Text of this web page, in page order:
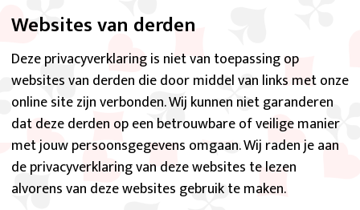
Websites van derden
Deze privacyverklaring is niet van toepassing op
websites van derden die door middel van links met onze
online site zijn verbonden. Wij kunnen niet garanderen
dat deze derden op een betrouwbare of veilige manier
met jouw persoonsgegevens omgaan. Wij raden je aan
de privacyverklaring van deze websites te lezen
alvorens van deze websites gebruik te maken.